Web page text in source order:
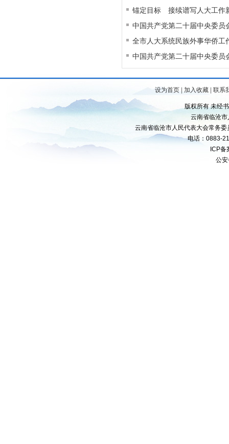
锚定目标 接续谱写人大工作
中国共产党第二十届中央委员
全市人大系统民族外事华侨工
中国共产党第二十届中央委员
设为首页 加入收藏 联系
版权所有 未经
云南省临沧
云南省临沧市人民代表大会常务
电话：0883-
ICP备
公